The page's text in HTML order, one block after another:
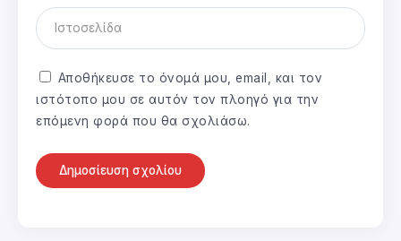
Αποθήκευσε το όνομά μου, email, και τον
ιστότοπο μου σε αυτόν τον πλοηγό για την
επόμενη φορά που θα σχολιάσω.